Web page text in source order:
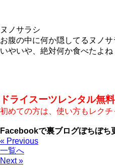
ヌノサラシ
お腹の中に何か隠してるヌノサ
いやいや、絶対何か食べたよね
ドライスーツレンタル無
初めての方は、使い方もレクチ
Facebookで裏ブログぼちぼち
« Previous
一覧へ
Next »